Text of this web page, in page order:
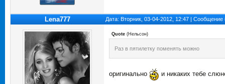
Lena777 Дата: Вторник, 03-04-2012, 12:47 |
Quote (Нельсон)
Раз в пятилетку поменять можно
оригинально и никаких тебе